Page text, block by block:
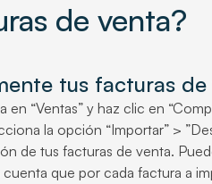
de venta?
tus facturas de
“Ventas” y haz clic en
la opción “Importar” >
de tus facturas de venta.
que por cada factura a